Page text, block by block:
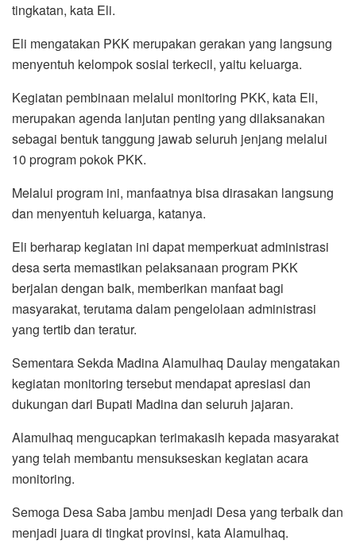
tingkatan, kata Eli.
Eli mengatakan PKK merupakan gerakan yang langsung
menyentuh kelompok sosial terkecil, yaitu keluarga.
Kegiatan pembinaan melalui monitoring PKK, kata Eli,
merupakan agenda lanjutan penting yang dilaksanakan
sebagai bentuk tanggung jawab seluruh jenjang melalui
10 program pokok PKK.
Melalui program ini, manfaatnya bisa dirasakan langsung
dan menyentuh keluarga, katanya.
Eli berharap kegiatan ini dapat memperkuat administrasi
desa serta memastikan pelaksanaan program PKK
berjalan dengan baik, memberikan manfaat bagi
masyarakat, terutama dalam pengelolaan administrasi
yang tertib dan teratur.
Sementara Sekda Madina Alamulhaq Daulay mengatakan
kegiatan monitoring tersebut mendapat apresiasi dan
dukungan dari Bupati Madina dan seluruh jajaran.
Alamulhaq mengucapkan terimakasih kepada masyarakat
yang telah membantu mensukseskan kegiatan acara
monitoring.
Semoga Desa Saba jambu menjadi Desa yang terbaik dan
menjadi juara di tingkat provinsi, kata Alamulhaq.